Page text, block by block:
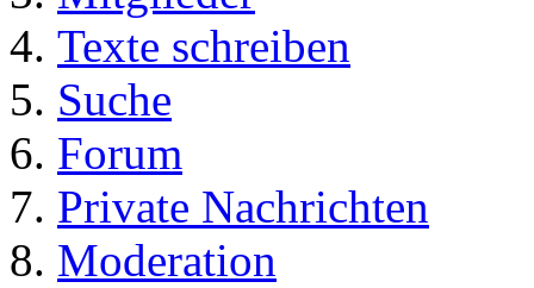
Texte schreiben
Suche
Forum
Private Nachrichten
Moderation